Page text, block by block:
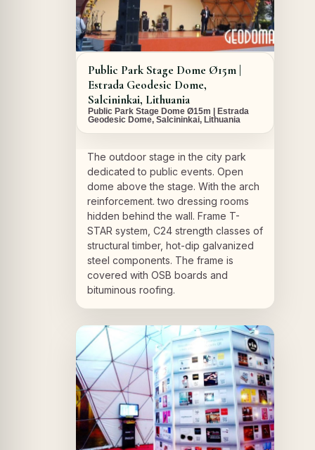
Public Park Stage Dome Ø15m |
Estrada Geodesic Dome,
Salcininkai, Lithuania
Public Park Stage Dome Ø15m | Estrada
Geodesic Dome, Salcininkai, Lithuania
The outdoor stage in the city park
dedicated to public events. Open
dome above the stage. With the arch
reinforcement. two dressing rooms
hidden behind the wall. Frame T-
STAR system, C24 strength classes of
structural timber, hot-dip galvanized
steel components. The frame is
covered with OSB boards and
bituminous roofing.
A PROPOS DU PROJET